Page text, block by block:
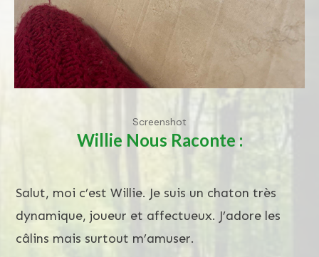
Screenshot
Willie Nous Raconte :
Salut, moi c’est Willie. Je suis un chaton très
dynamique, joueur et affectueux. J’adore les
câlins mais surtout m’amuser.